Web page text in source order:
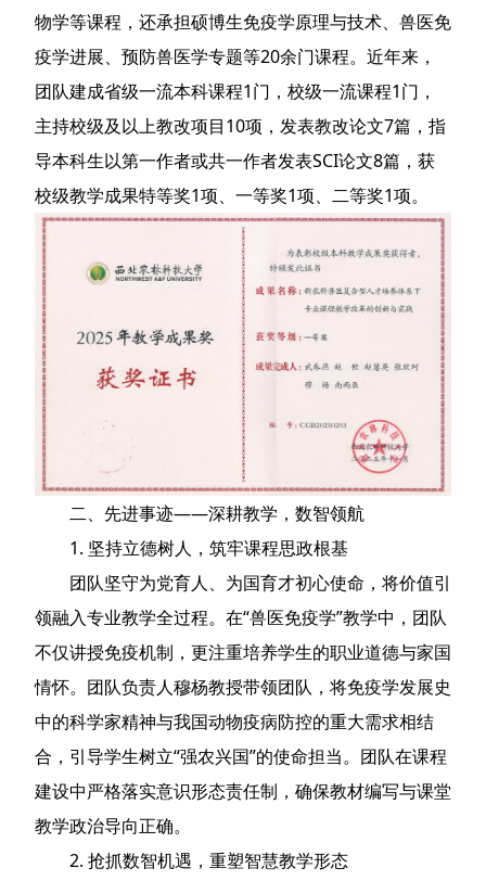
物学等课程，还承担硕博生免疫学原理与技术、兽医免
疫学进展、预防兽医学专题等20余门课程。近年来，
团队建成省级一流本科课程1门，校级一流课程1门，
主持校级及以上教改项目10项，发表教改论文7篇，指
导本科生以第一作者或共一作者发表SCI论文8篇，获
校级教学成果特等奖1项、一等奖1项、二等奖1项。
二、先进事迹——深耕教学，数智领航
1. 坚持立德树人，筑牢课程思政根基
团队坚守为党育人、为国育才初心使命，将价值引
领融入专业教学全过程。在“兽医免疫学”教学中，团队
不仅讲授免疫机制，更注重培养学生的职业道德与家国
情怀。团队负责人穆杨教授带领团队，将免疫学发展史
中的科学家精神与我国动物疫病防控的重大需求相结
合，引导学生树立“强农兴国”的使命担当。团队在课程
建设中严格落实意识形态责任制，确保教材编写与课堂
教学政治导向正确。
2. 抢抓数智机遇，重塑智慧教学形态